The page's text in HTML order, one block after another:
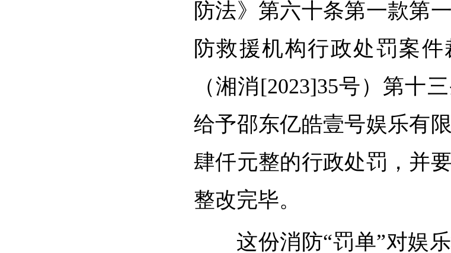
防法》第六十条第一款第
防救援机构行政处罚案件
（湘消[2023]35号）第十
给予邵东亿皓壹号娱乐有
肆仟元整的行政处罚，并
整改完毕。
这份消防“罚单”对娱